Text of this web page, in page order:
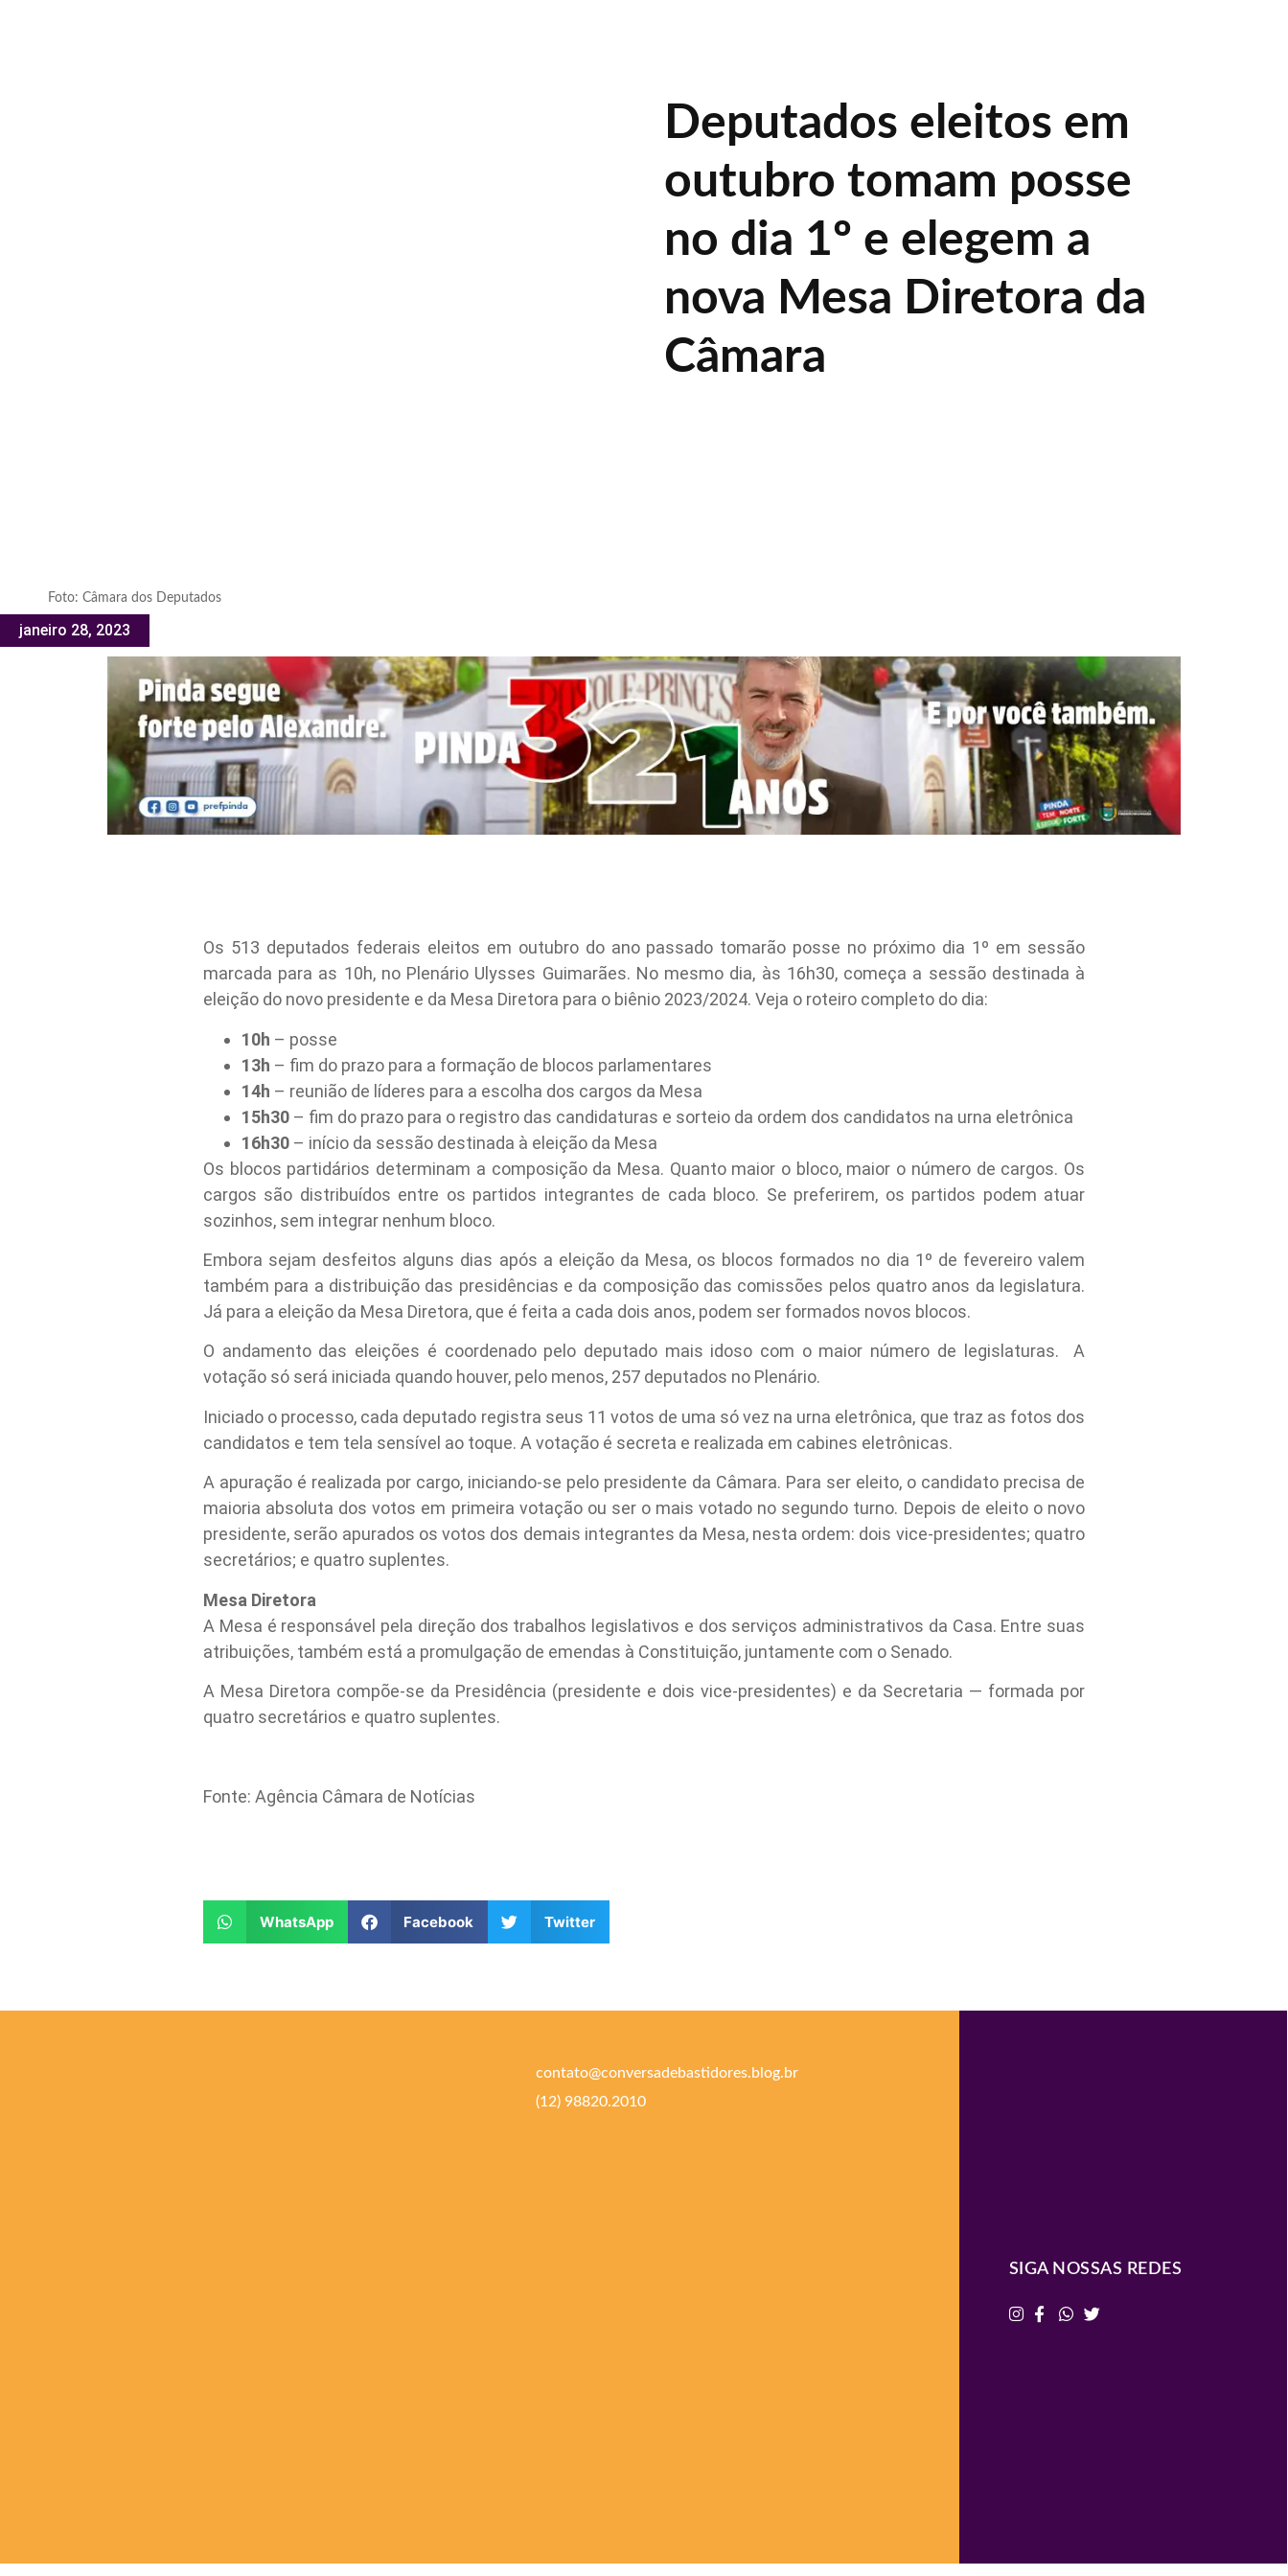
Foto: Câmara dos Deputados
janeiro 28, 2023
Deputados eleitos em
outubro tomam posse
no dia 1º e elegem a
nova Mesa Diretora da
Câmara
Os 513 deputados federais eleitos em outubro do ano passado tomarão posse no próximo dia 1º em sessão
marcada para as 10h, no Plenário Ulysses Guimarães. No mesmo dia, às 16h30, começa a sessão destinada à
eleição do novo presidente e da Mesa Diretora para o biênio 2023/2024. Veja o roteiro completo do dia:
10h – posse
13h – fim do prazo para a formação de blocos parlamentares
14h – reunião de líderes para a escolha dos cargos da Mesa
15h30 – fim do prazo para o registro das candidaturas e sorteio da ordem dos candidatos na urna eletrônica
16h30 – início da sessão destinada à eleição da Mesa
Os blocos partidários determinam a composição da Mesa. Quanto maior o bloco, maior o número de cargos. Os
cargos são distribuídos entre os partidos integrantes de cada bloco. Se preferirem, os partidos podem atuar
sozinhos, sem integrar nenhum bloco.
Embora sejam desfeitos alguns dias após a eleição da Mesa, os blocos formados no dia 1º de fevereiro valem
também para a distribuição das presidências e da composição das comissões pelos quatro anos da legislatura.
Já para a eleição da Mesa Diretora, que é feita a cada dois anos, podem ser formados novos blocos.
O andamento das eleições é coordenado pelo deputado mais idoso com o maior número de legislaturas. A
votação só será iniciada quando houver, pelo menos, 257 deputados no Plenário.
Iniciado o processo, cada deputado registra seus 11 votos de uma só vez na urna eletrônica, que traz as fotos dos
candidatos e tem tela sensível ao toque. A votação é secreta e realizada em cabines eletrônicas.
A apuração é realizada por cargo, iniciando-se pelo presidente da Câmara. Para ser eleito, o candidato precisa de
maioria absoluta dos votos em primeira votação ou ser o mais votado no segundo turno. Depois de eleito o novo
presidente, serão apurados os votos dos demais integrantes da Mesa, nesta ordem: dois vice-presidentes; quatro
secretários; e quatro suplentes.
Mesa Diretora
A Mesa é responsável pela direção dos trabalhos legislativos e dos serviços administrativos da Casa. Entre suas
atribuições, também está a promulgação de emendas à Constituição, juntamente com o Senado.
A Mesa Diretora compõe-se da Presidência (presidente e dois vice-presidentes) e da Secretaria — formada por
quatro secretários e quatro suplentes.
Fonte: Agência Câmara de Notícias
WhatsApp Facebook Twitter
contato@conversadebastidores.blog.br
(12) 98820.2010
SIGA NOSSAS REDES